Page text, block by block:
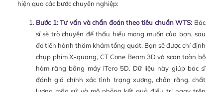
hiện qua các bước chuyên nghiệp:
Bước 1: Tư vấn và chẩn đoán theo tiêu chuẩn WTS: Bác
sĩ sẽ trò chuyện để thấu hiểu mong muốn của bạn, sau
đó tiến hành thăm khám tổng quát. Bạn sẽ được chỉ định
chụp phim X-quang, CT Cone Beam 3D và scan toàn bộ
hàm răng bằng máy iTero 5D. Dữ liệu này giúp bác sĩ
đánh giá chính xác tình trạng xương, chân răng, chất